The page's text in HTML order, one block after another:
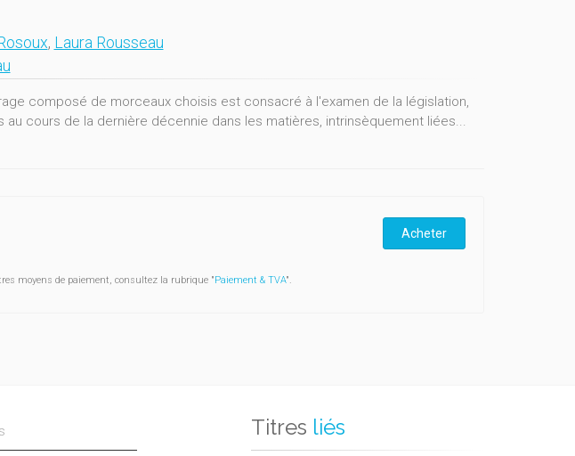
, Laura Rousseau
composé de morceaux choisis est consacré à l'examen de la législation,
cours de la dernière décennie dans les matières, intrinsèquement liées...
Acheter
moyens de paiement, consultez la rubrique "Paiement & TVA".
Titres liés